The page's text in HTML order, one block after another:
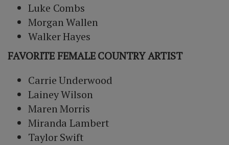
Luke Combs
Morgan Wallen
Walker Hayes
FAVORITE FEMALE COUNTRY ARTIST
Carrie Underwood
Lainey Wilson
Maren Morris
Miranda Lambert
Taylor Swift